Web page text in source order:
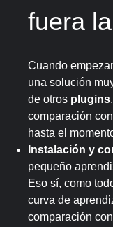
fuera
Cuando
una solución
de otros plugins
comparación
hasta el
Instalación y
pequeño
Eso sí, como
curva de
comparación